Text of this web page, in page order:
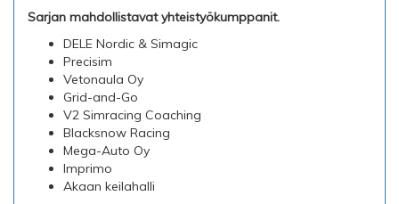
Sarjan mahdollistavat yhteistyökumppanit.
DELE Nordic & Simagic
Precisim
Vetonaula Oy
Grid-and-Go
V2 Simracing Coaching
Blacksnow Racing
Mega-Auto Oy
Imprimo
Akaan keilahalli